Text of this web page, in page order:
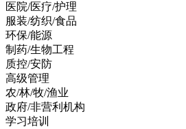
医院/医疗/护理
服装/纺织/食品
环保/能源
制药/生物工程
质控/安防
高级管理
农/林/牧/渔业
政府/非营利机构
学习培训